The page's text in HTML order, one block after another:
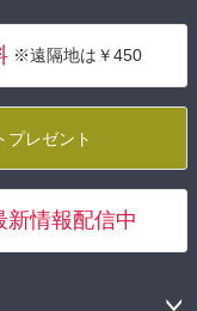
へ
※遠隔地は￥450
プレゼント
新情報配信中